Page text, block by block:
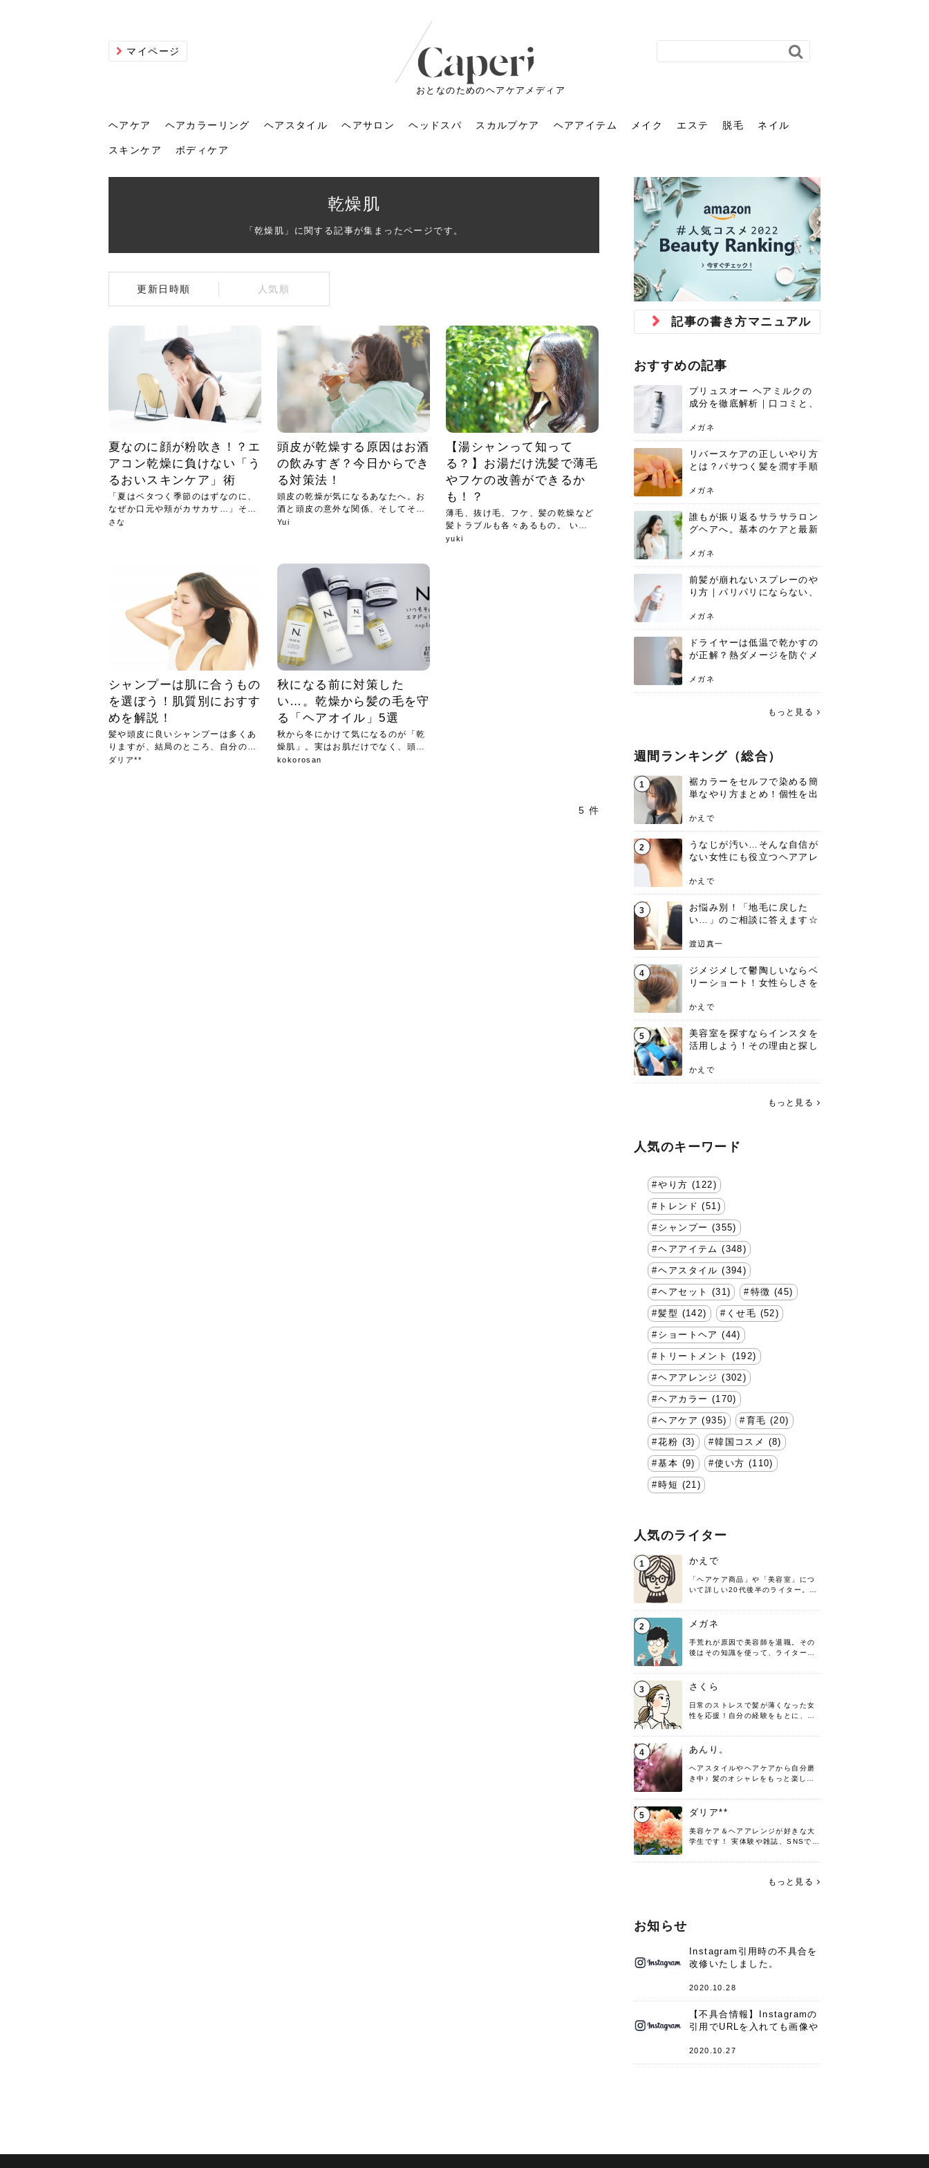
マイページ
おとなのためのヘアケアメディア
ヘアケア
トリートメントの付け方で
仕上がりが変わる｜効かな
トリートメントの付け方で仕上がりは
大きく変わります。今回は、毛先中心
メガネ
新生活シーズン、朝の身支度を少しで
も短くしたい人は多いはず。じつは寝
癖は、...
かえで
花粉で髪がパサパサするの
はなぜ？原因と落とし方・
防ぎ方を紹介
花粉の季節になると、髪がパサつく、
ありま...
さくら
もっと見る
ヘアカラーリング
髪のくすみが気になる人
へ！2026春トレンドの明る
2026春のトレンドカラーは明るめのく
すみカラーです。ただし、髪がすでに
さくら
職場で浮かない落ち着いたトーンにし
たいけれど、どこか垢抜けた印象にし
たいと...
さくら
肌に合う髪色、どう見つけ
る？「イエベ」「ブルベ」
診断と...
美容室で素敵なヘアカラーに染めても
「なん...
かえで
もっと見る
ヘアスタイル
2026年のショートウルフ最
新トレンドとは？ナチュラ
2026年のショートウルフは、ナチュラ
ルでエアリーな仕上がりが今っぽい正
かえで
2026年はレイヤーカットを使った髪型
のトレンドと重なり、ルーズウェーブ
ヘ...
かえで
40代のパーマがダレる原因
とは？自宅でできる復活術
と長...
パーマをかけたばかりなのに、もうカ
はいな...
メガネ
もっと見る
ヘアサロン
美容室に行くのが恥ずかし
い？髪質の変化に気づいた
しばらく美容室に行けていないし、そ
ろそろ髪型を変えて気分転換したいと
メガネ
美容室を倒産する数が増えているとい
うニュースがありました。もともと美
容室の...
かえで
前髪を薄くするための美容
院の頼み方とは？失敗しな
いため...
前髪は薄くしたほうが今風でおしゃれ
たいと...
かえで
もっと見る
ヘッドスパ
ヘッドスパの落とし穴！知
らないと損する真実
血行を促進し、リラックス効果や美髪
毎日のちょっとした習慣で小顔は作れ
る！頭のこりをほぐしてフェイスライ
ンのリ...
chicca
ヘッドスパで頭皮をケアし
よう！ヘッドスパの効果と
おすすめの人
普段目に見えない頭皮ですが、何のケ
積して...
yukarin
もっと見る
スカルプケア
髪を育てるには？毎日の洗
い方と生活習慣を見直す基
髪をきれいに育てるには高価なアイテ
ムを増やす前に、洗い方や乾かし方、
さくら
目元の印象を左右するのは目そのもの
ではなく、頭皮の状態かもしれませ
ん。以下...
メガネ
ストレスで髪の毛はどう変
わる？抜け毛・パサつきの
原因と...
最近、髪のツヤがなくなったという方
は、スト...
さくら
もっと見る
ヘアアイテム
発酵エキスシャンプーって
何がいいの？無印良品など
スキンケアで人気の発酵成分が、シャ
ンプーにも広がっています。無印良品
さくら
ヘアアイロンを使うのが苦手、火傷が
怖いと感じている方はいないでしょう
か？そ...
さくら
40代の髪を悩みに最適！韓
国発「ダリーフ」でヘアセ
ット...
韓国コスメを使うのは若い子だけだと
グラム...
さくら
もっと見る
メイク
ミニマリストのメイク術｜
少ないアイテムで「自分ら
「たくさんのコスメを持っているの
に、実際に使っているのはいつも同じ
ものばか...
あおい
メイクをしている時間も、スキンケア
の時間に変えるという発想から生まれ
たのが...
あかり
「おしゃれ」と「身だしな
み」は違う。相手に信頼感
を与え...
新しい環境に臨むとき、多くの人が意
メイク...
さな
もっと見る
エステ
針で小顔を目指す！美容鍼
の効果と後悔しない選び方
フェイスラインをすっきりさせたいと
いうお悩みを抱えている方はいないで
あかり
サロンのメニューを見ていると、「リ
ンパマッサージ」の他に「経絡マッサ
ージ」...
あかり
エステの勧誘が怖い人へ。
断ることは悪くない。自分
を守る...
「初回限定〇〇円！」そんなお得な体
に弱い...
さな
もっと見る
脱毛
化粧ノリが変わる「顔脱
毛」。4つのメリットと、始
顔の産毛をカミソリで剃って、毛抜き
で抜くなど、日々の自己処理を手間に
あおい
「ムダ毛が気になる」とお子さんが悩
んでいる姿を見て、エステ脱毛を検討
し始め...
あおい
「今さら」なんて言わせな
い。40代のVIO・顔脱毛、
賢...
40代になって、ふと自分のムダ毛のこ
毛を...
さな
もっと見る
ネイル
2026年運気アップネイルガ
イドを公開！幸運を呼ぶ色
最近、なんとなく運気が停滞している
気がすると悩んでいないでしょうか？
あおい
SNSや雑誌で見かけた素敵なネイルデ
ザインを、いざ自分の爪に試してみた
ら、...
さな
オフィスネイルでも「キラ
キラ」はOK？派手に見えな
い上...
仕事中も、ふとした瞬間に自分の指先
く「キ...
あおい
もっと見る
スキンケア
と種類の見分け方＆自宅で
できる...
ふと鏡を見て、急に小じわが増えたと
落ち込んでいないでしょうか？じつは
良い？その違いは？PDRN
や...
ルルルン ハイドラシリーズを使いたい
けれど、種類が多くてどれを選べばい
いか...
さな
ジュベルック スキンの効果
とは？毛穴・ニキビ跡への
ニキビ跡の凸凹をどうにかしたいと、
肌の質感でお悩みではないでしょう
か？肌に...
もっと見る
ボディケア
果。オールハンドエステの
魅力と、...
痩身エステと一言で言っても、最新の
機器を使ったものから、昔ながらの手
しませんか？失敗する人の
共通点...
医師の管理のもと、科学的根拠に基づ
いて行う「医療ダイエット」は、自己
流のダ...
さな
本気の痩身と体質改善に。
アーユルヴェーダに基づく
自己流のダイエットではなかなか落ち
ない、頑固な脂肪やセルライトを、本
気で体...
もっと見る
乾燥肌
「乾燥肌」に関する記事が集まったページです。
更新日時順 人気順
夏なのに顔が粉吹き！？エ
アコン乾燥に負けない「う
るおいスキンケア」術
「夏はベタつく季節のはずなのに、
なぜか口元や頬がカサカサ…」そん
な、...
さな
頭皮が乾燥する原因はお酒
の飲みすぎ？今日からでき
る対策法！
頭皮の乾燥が気になるあなたへ。お
酒と頭皮の意外な関係、そしてその
解消...
Yui
【湯シャンって知って
る？】お湯だけ洗髪で薄毛
やフケの改善ができるか
も！？
薄毛、抜け毛、フケ、髪の乾燥など
髪トラブルも各々あるもの。 いろ
い...
yuki
シャンプーは肌に合うもの
を選ぼう！肌質別におすす
めを解説！
髪や頭皮に良いシャンプーは多くあ
りますが、結局のところ、自分の頭
皮や...
ダリア**
秋になる前に対策した
い…。乾燥から髪の毛を守
る「ヘアオイル」5選
秋から冬にかけて気になるのが「乾
燥肌」。実はお肌だけでなく、頭皮
や髪...
kokorosan
5 件
記事の書き方マニュアル
おすすめの記事
プリュスオー ヘアミルクの
成分を徹底解析｜口コミと、
説
メガネ
リバースケアの正しいやり方
とは？パサつく髪を潤す手順
メガネ
誰もが振り返るサラサラロン
グヘアへ。基本のケアと最新
メガネ
前髪が崩れないスプレーのや
り方｜パリパリにならない、
メガネ
ドライヤーは低温で乾かすの
が正解？熱ダメージを防ぐメ
メガネ
もっと見る
週間ランキング（総合）
1
裾カラーをセルフで染める簡
単なやり方まとめ！個性を出
かえで
2
うなじが汚い…そんな自信が
ない女性にも役立つヘアアレ
かえで
3
お悩み別！「地毛に戻した
い…」のご相談に答えます☆
渡辺真一
4
ジメジメして鬱陶しいならベ
リーショート！女性らしさを
かえで
5
美容室を探すならインスタを
活用しよう！その理由と探し
かえで
もっと見る
人気のキーワード
やり方 (122)
トレンド (51)
シャンプー (355)
ヘアアイテム (348)
ヘアスタイル (394)
ヘアセット (31) 特徴 (45)
髪型 (142) くせ毛 (52)
ショートヘア (44)
トリートメント (192)
ヘアアレンジ (302)
ヘアカラー (170)
ヘアケア (935) 育毛 (20)
花粉 (3) 韓国コスメ (8)
基本 (9) 使い方 (110)
時短 (21)
人気のライター
1 かえで
「ヘアケア商品」や「美容室」につ
いて詳しい20代後半のライター。楽
す！
2 メガネ
手荒れが原因で美容師を退職。その
後はその知識を使って、ライターと
髪の知識をわかりやすく紹介しま
す！
3 さくら
日常のストレスで髪が薄くなった女
性を応援！自分の経験をもとに、執
4 あんり。
ヘアスタイルやヘアケアから自分磨
き中♪ 髪のオシャレをもっと楽しめ
♡ 役立つ情報をお届けできるように
頑張ります！よろしくお願いしま
5 ダリア**
美容ケア＆ヘアアレンジが好きな大
学生です！ 実体験や雑誌、SNSで知
す。 これからよろしくお願いします
もっと見る
お知らせ
Instagram引用時の不具合を
改修いたしました。
2020.10.28
【不具合情報】Instagramの
引用でURLを入れても画像や
件
2020.10.27